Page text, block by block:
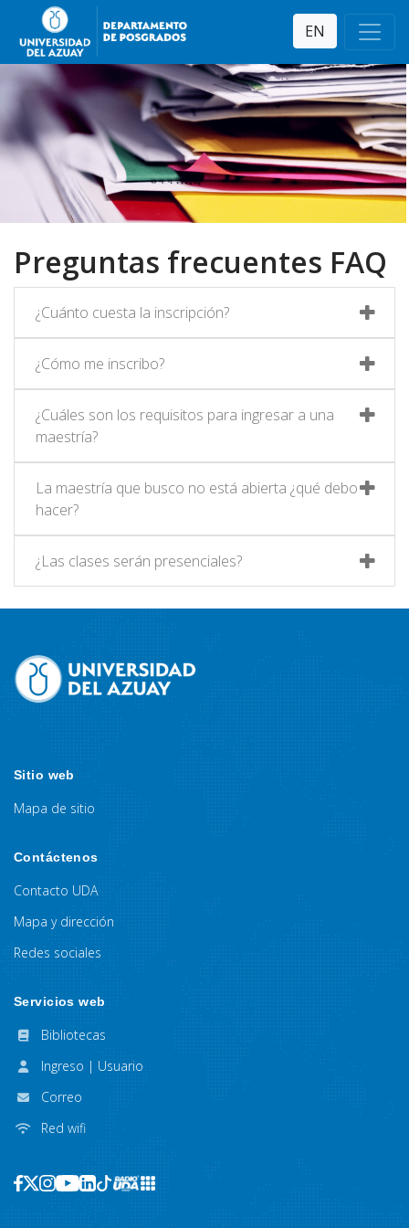
EN
Preguntas frecuentes FAQ
¿Cuánto cuesta la inscripción?
¿Cómo me inscribo?
¿Cuáles son los requisitos para ingresar a una
maestría?
La maestría que busco no está abierta ¿qué debo
hacer?
¿Las clases serán presenciales?
Sitio web
Mapa de sitio
Contáctenos
Contacto UDA
Mapa y dirección
Redes sociales
Servicios web
Bibliotecas
Ingreso | Usuario
Correo
Red wifi